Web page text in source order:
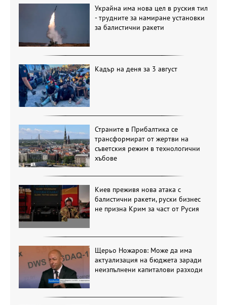
Украйна има нова цел в руския тил
- трудните за намиране установки
за балистични ракети
Кадър на деня за 3 август
Страните в Прибалтика се
трансформират от жертви на
съветския режим в технологични
хъбове
Киев преживя нова атака с
балистични ракети, руски бизнес
не призна Крим за част от Русия
Щерьо Ножаров: Може да има
актуализация на бюджета заради
неизпълнени капиталови разходи